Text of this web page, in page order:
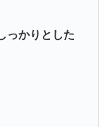
っかりとした